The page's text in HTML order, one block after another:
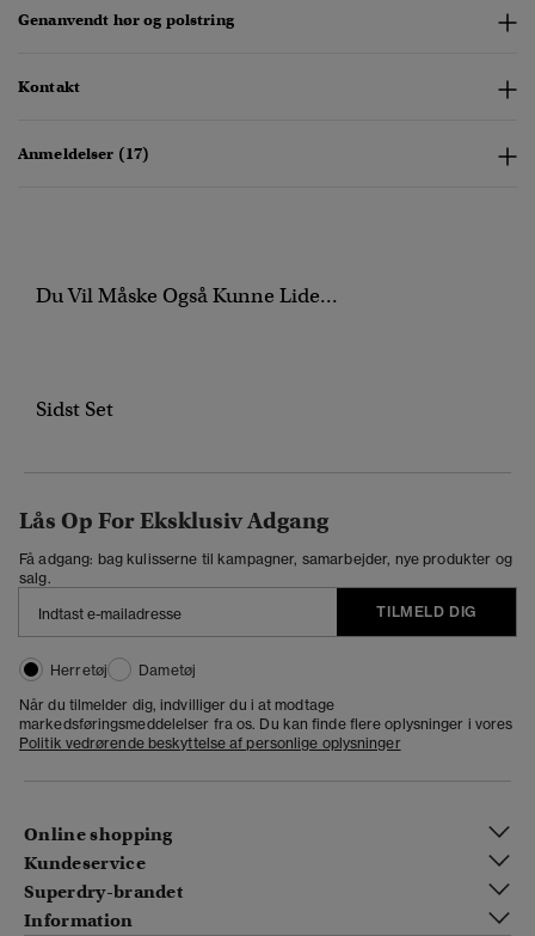
Genanvendt hør og polstring
Kontakt
Anmeldelser (17)
Du Vil Måske Også Kunne Lide...
Sidst Set
Lås Op For Eksklusiv Adgang
Få adgang: bag kulisserne til kampagner, samarbejder, nye produkter og
salg.
TILMELD DIG
Herretøj
Dametøj
Når du tilmelder dig, indvilliger du i at modtage
markedsføringsmeddelelser fra os. Du kan finde flere oplysninger i vores
Politik vedrørende beskyttelse af personlige oplysninger
Online shopping
Kundeservice
Superdry-brandet
Information